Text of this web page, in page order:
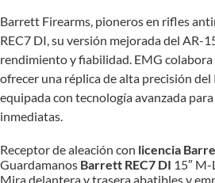
Barrett Firearms, pioneros en rifles
REC7 DI, su versión mejorada del AR-
rendimiento y fiabilidad. EMG
ofrecer una réplica de alta precisión
equipada con tecnología avanzada
inmediatas.
Receptor de aleación con licencia
Guardamanos Barrett REC7 DI 15″ M-
Mira delantera y trasera abatibles y